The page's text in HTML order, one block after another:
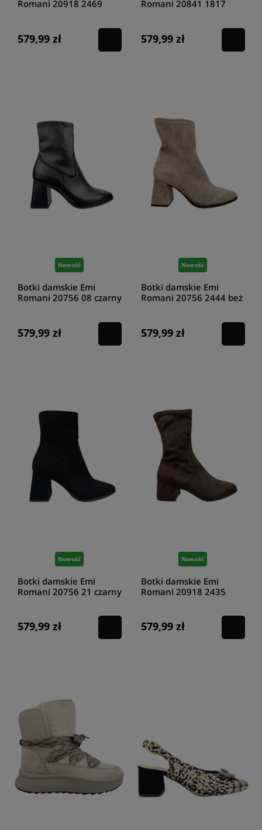
Romani 20918 2469
579,99 zł
Romani 20841 1817
579,99 zł
Nowość
Botki damskie Emi
Romani 20756 08 czarny
579,99 zł
Nowość
Botki damskie Emi
Romani 20756 2444 beż
579,99 zł
Nowość
Botki damskie Emi
Romani 20756 21 czarny
579,99 zł
Nowość
Botki damskie Emi
Romani 20918 2435
579,99 zł